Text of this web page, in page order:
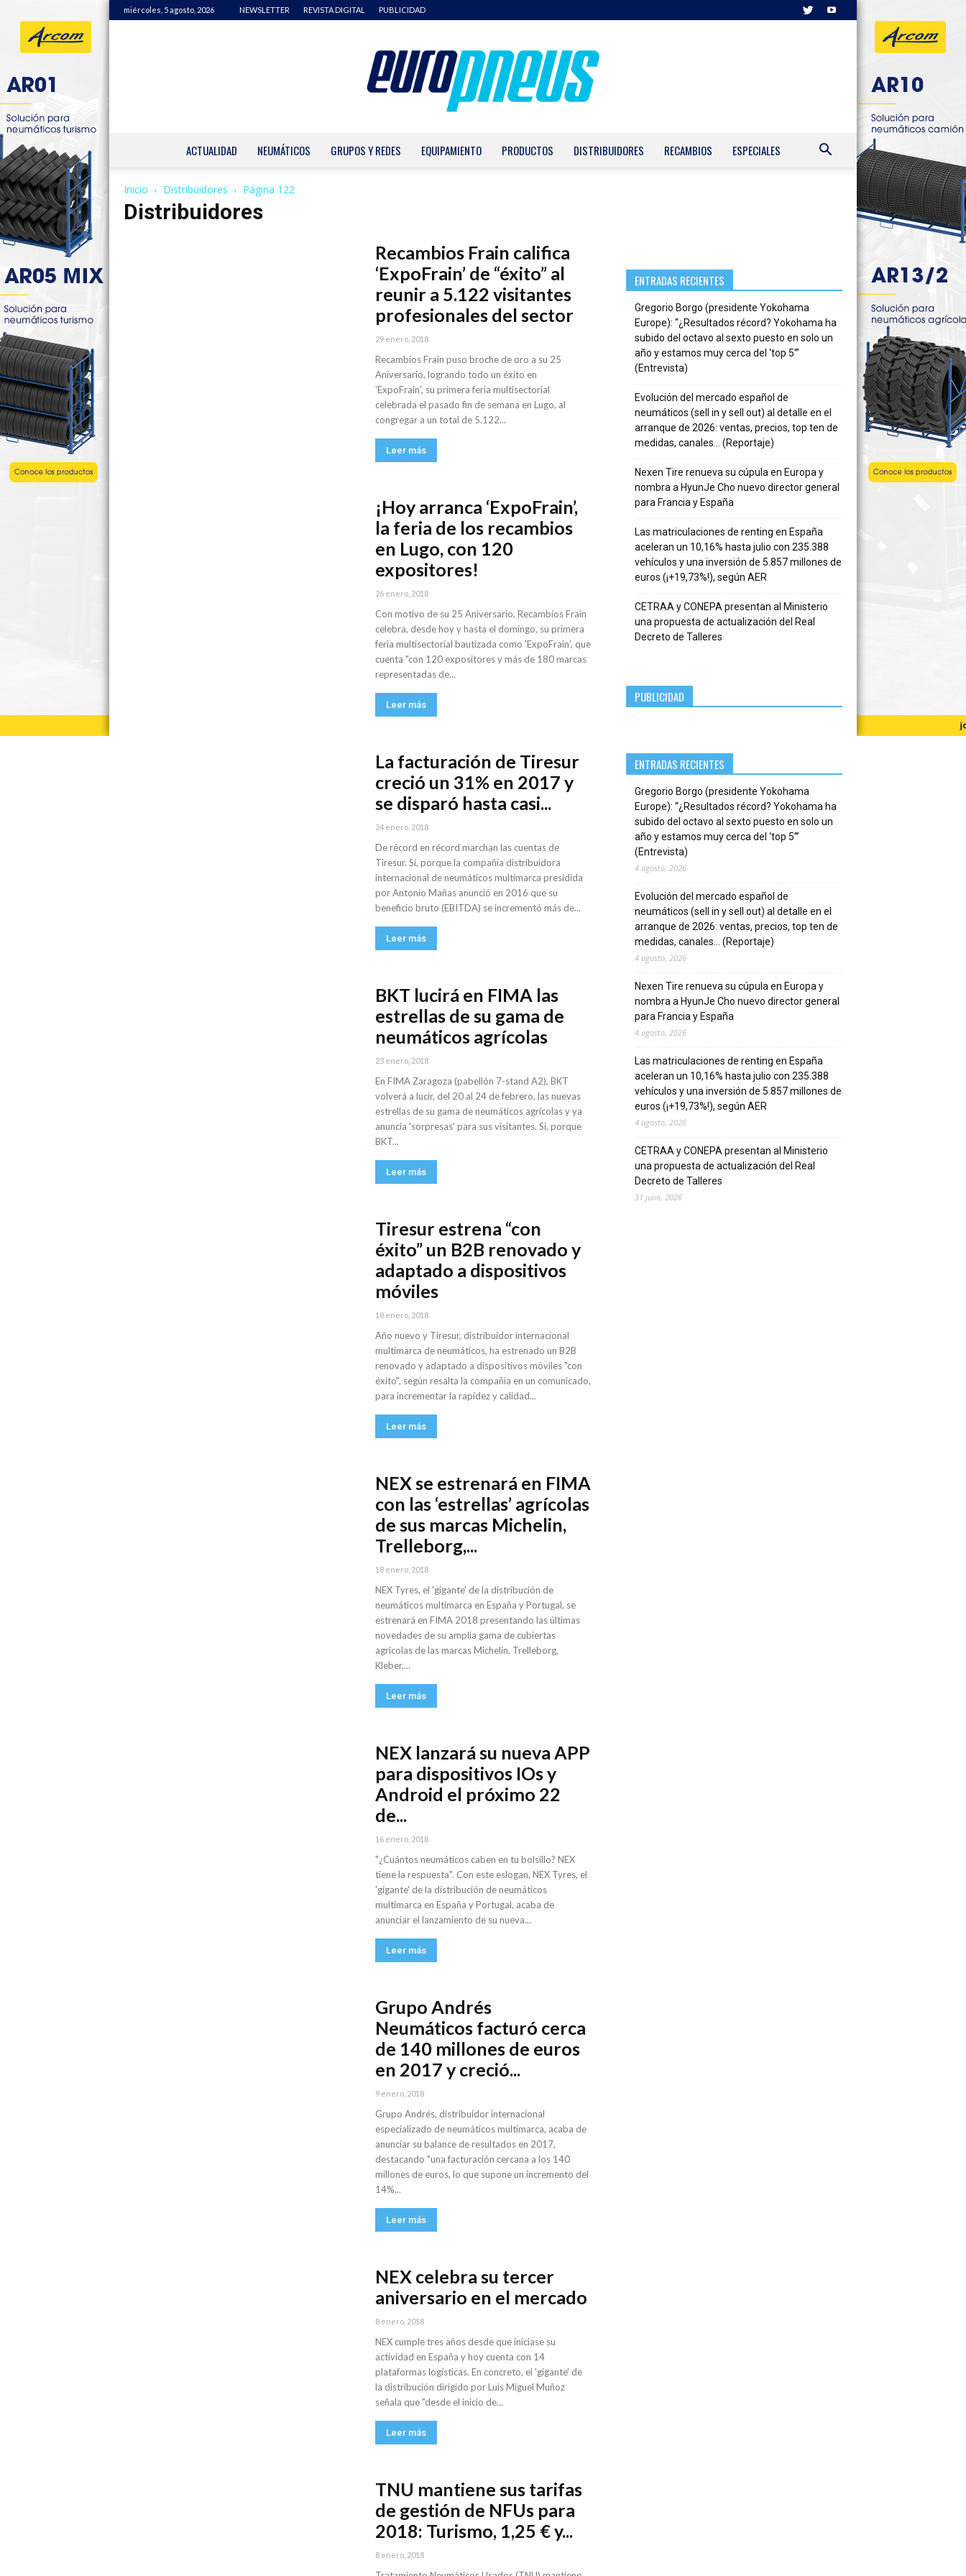
miércoles, 5 agosto, 2026 NEWSLETTER REVISTA DIGITAL PUBLICIDAD
ACTUALIDAD NEUMÁTICOS GRUPOS Y REDES EQUIPAMIENTO PRODUCTOS DISTRIBUIDORES RECAMBIOS ESPECIALES
Inicio Distribuidores Página 122
Distribuidores
Recambios Frain califica
‘ExpoFrain’ de “éxito” al
reunir a 5.122 visitantes
profesionales del sector
29 enero, 2018
Recambios Frain puso broche de oro a su 25
Aniversario, logrando todo un éxito en
'ExpoFrain', su primera feria multisectorial
celebrada el pasado fin de semana en Lugo, al
congregar a un total de 5.122...
Leer más
¡Hoy arranca ‘ExpoFrain’,
la feria de los recambios
en Lugo, con 120
expositores!
26 enero, 2018
Con motivo de su 25 Aniversario, Recambios Frain
celebra, desde hoy y hasta el domingo, su primera
feria multisectorial bautizada como 'ExpoFrain’, que
cuenta "con 120 expositores y más de 180 marcas
representadas de...
Leer más
La facturación de Tiresur
creció un 31% en 2017 y
se disparó hasta casi...
24 enero, 2018
De récord en récord marchan las cuentas de
Tiresur. Sí, porque la compañía distribuidora
internacional de neumáticos multimarca presidida
por Antonio Mañas anunció en 2016 que su
beneficio bruto (EBITDA) se incrementó más de...
Leer más
BKT lucirá en FIMA las
estrellas de su gama de
neumáticos agrícolas
23 enero, 2018
En FIMA Zaragoza (pabellón 7-stand A2), BKT
volverá a lucir, del 20 al 24 de febrero, las nuevas
estrellas de su gama de neumáticos agrícolas y ya
anuncia 'sorpresas' para sus visitantes. Sí, porque
BKT...
Leer más
Tiresur estrena “con
éxito” un B2B renovado y
adaptado a dispositivos
móviles
18 enero, 2018
Año nuevo y Tiresur, distribuidor internacional
multimarca de neumáticos, ha estrenado un B2B
renovado y adaptado a dispositivos móviles "con
éxito", según resalta la compañía en un comunicado,
para incrementar la rapidez y calidad...
Leer más
NEX se estrenará en FIMA
con las ‘estrellas’ agrícolas
de sus marcas Michelin,
Trelleborg,...
18 enero, 2018
NEX Tyres, el 'gigante' de la distribución de
neumáticos multimarca en España y Portugal, se
estrenará en FIMA 2018 presentando las últimas
novedades de su amplia gama de cubiertas
agrícolas de las marcas Michelin, Trelleborg,
Kleber,...
Leer más
NEX lanzará su nueva APP
para dispositivos IOs y
Android el próximo 22
de...
16 enero, 2018
"¿Cuántos neumáticos caben en tu bolsillo? NEX
tiene la respuesta". Con este eslogan, NEX Tyres, el
'gigante' de la distribución de neumáticos
multimarca en España y Portugal, acaba de
anunciar el lanzamiento de su nueva...
Leer más
Grupo Andrés
Neumáticos facturó cerca
de 140 millones de euros
en 2017 y creció...
9 enero, 2018
Grupo Andrés, distribuidor internacional
especializado de neumáticos multimarca, acaba de
anunciar su balance de resultados en 2017,
destacando "una facturación cercana a los 140
millones de euros, lo que supone un incremento del
14%...
Leer más
NEX celebra su tercer
aniversario en el mercado
8 enero, 2018
NEX cumple tres años desde que iniciase su
actividad en España y hoy cuenta con 14
plataformas logísticas. En concreto, el 'gigante' de
la distribución dirigido por Luis Miguel Muñoz
señala que "desde el inicio de...
Leer más
TNU mantiene sus tarifas
de gestión de NFUs para
2018: Turismo, 1,25 € y...
8 enero, 2018
ENTRADAS RECIENTES
Gregorio Borgo (presidente Yokohama
Europe): “¿Resultados récord? Yokohama ha
subido del octavo al sexto puesto en solo un
año y estamos muy cerca del ‘top 5’”
(Entrevista)
Evolución del mercado español de
neumáticos (sell in y sell out) al detalle en el
arranque de 2026: ventas, precios, top ten de
medidas, canales… (Reportaje)
Nexen Tire renueva su cúpula en Europa y
nombra a HyunJe Cho nuevo director general
para Francia y España
Las matriculaciones de renting en España
aceleran un 10,16% hasta julio con 235.388
vehículos y una inversión de 5.857 millones de
euros (¡+19,73%!), según AER
CETRAA y CONEPA presentan al Ministerio
una propuesta de actualización del Real
Decreto de Talleres
PUBLICIDAD
ENTRADAS RECIENTES
Gregorio Borgo (presidente Yokohama
Europe): “¿Resultados récord? Yokohama ha
subido del octavo al sexto puesto en solo un
año y estamos muy cerca del ‘top 5’”
(Entrevista)
4 agosto, 2026
Evolución del mercado español de
neumáticos (sell in y sell out) al detalle en el
arranque de 2026: ventas, precios, top ten de
medidas, canales… (Reportaje)
4 agosto, 2026
Nexen Tire renueva su cúpula en Europa y
nombra a HyunJe Cho nuevo director general
para Francia y España
4 agosto, 2026
Las matriculaciones de renting en España
aceleran un 10,16% hasta julio con 235.388
vehículos y una inversión de 5.857 millones de
euros (¡+19,73%!), según AER
4 agosto, 2026
CETRAA y CONEPA presentan al Ministerio
una propuesta de actualización del Real
Decreto de Talleres
31 julio, 2026